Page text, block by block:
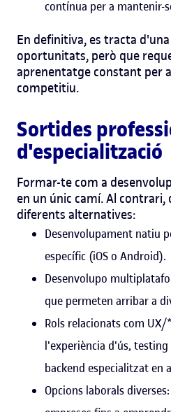
contínua per a mantenir-
En definitiva, es tracta
oportunitats, però que
aprenentatge constant per
competitiu.
Sortides
d'especialització
Formar-te com a
en un únic camí. Al contrari,
diferents alternatives:
Desenvolupament natiu
específic (iOS o Android).
Desenvolupo
que permeten arribar a
Rols relacionats com
l'experiència d'ús,
backend especialitzat en
Opcions laborals